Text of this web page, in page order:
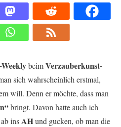
beimVerzauberkunst-
sich wahrscheinlich erstmal,
will. Denn er möchte, dass man
bringt. Davon hatte auch ich
insAHund gucken, ob man die